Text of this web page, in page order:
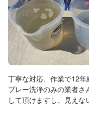
丁寧な対応、作業で12
プレー洗浄のみの業者さ
して頂けますし、見え
お任せ出来ました！ 大